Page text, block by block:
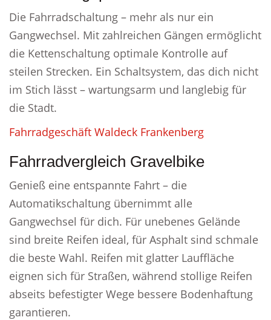
Die Fahrradschaltung – mehr als nur ein
Gangwechsel. Mit zahlreichen Gängen ermöglicht
die Kettenschaltung optimale Kontrolle auf
steilen Strecken. Ein Schaltsystem, das dich nicht
im Stich lässt – wartungsarm und langlebig für
die Stadt.
Fahrradgeschäft Waldeck Frankenberg
Fahrradvergleich Gravelbike
Genieß eine entspannte Fahrt – die
Automatikschaltung übernimmt alle
Gangwechsel für dich. Für unebenes Gelände
sind breite Reifen ideal, für Asphalt sind schmale
die beste Wahl. Reifen mit glatter Lauffläche
eignen sich für Straßen, während stollige Reifen
abseits befestigter Wege bessere Bodenhaftung
garantieren.